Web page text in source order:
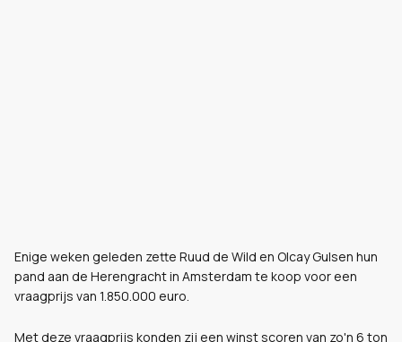
Enige weken geleden zette Ruud de Wild en Olcay Gulsen hun
pand aan de Herengracht in Amsterdam te koop voor een
vraagprijs van 1.850.000 euro.
Met deze vraagprijs konden zij een winst scoren van zo'n 6 ton